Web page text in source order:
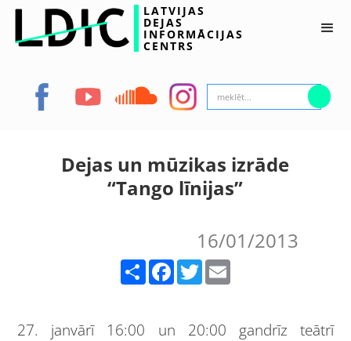
LATVIJAS
DEJAS
INFORMĀCIJAS
CENTRS
Dejas un mūzikas izrāde
“Tango līnijas”
16/01/2013
Facebook Twitter
27. janvārī 16:00 un 20:00 gandrīz teātrī